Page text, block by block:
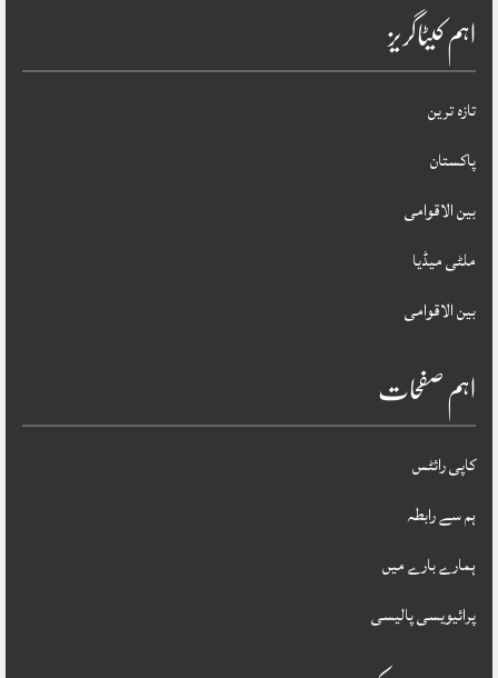
اہم کیٹاگریز
تازہ ترین
پاکستان
بین الاقوامی
ملٹی میڈیا
بین الاقوامی
اہم صفحات
کاپی رائٹس
ہم سے رابطہ
ہمارے بارے میں
پرائیویسی پالیسی